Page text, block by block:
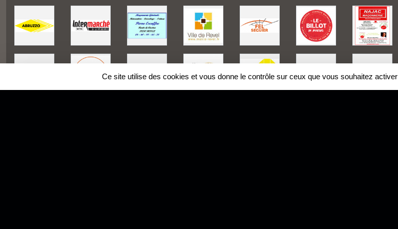
Ce site utilise des cookies et vous donne le contrôle sur ceux que vous souhaitez activer